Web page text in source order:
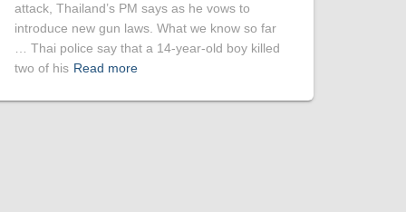
attack, Thailand’s PM says as he vows to
introduce new gun laws. What we know so far
… Thai police say that a 14-year-old boy killed
two of his Read more